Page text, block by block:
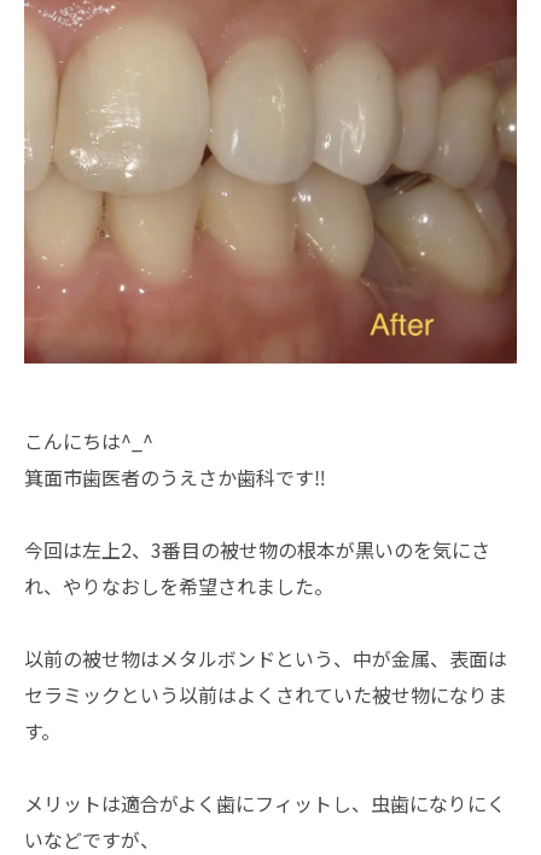
こんにちは^_^
箕面市歯医者のうえさか歯科です‼️
今回は左上2、3番目の被せ物の根本が黒いのを気にさ
れ、やりなおしを希望されました。
以前の被せ物はメタルボンドという、中が金属、表面は
セラミックという以前はよくされていた被せ物になりま
す。
メリットは適合がよく歯にフィットし、虫歯になりにく
いなどですが、